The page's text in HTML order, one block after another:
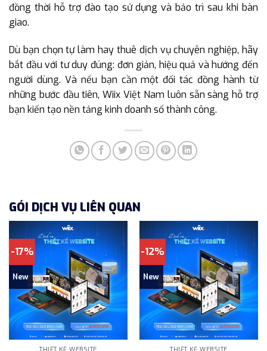
đồng thời hỗ trợ đào tạo sử dụng và bảo trì sau khi bàn
giao.
Dù bạn chọn tự làm hay thuê dịch vụ chuyên nghiệp, hãy
bắt đầu với tư duy đúng: đơn giản, hiệu quả và hướng đến
người dùng. Và nếu bạn cần một đối tác đồng hành từ
những bước đầu tiên, Wiix Việt Nam luôn sẵn sàng hỗ trợ
bạn kiến tạo nền tảng kinh doanh số thành công.
GÓI DỊCH VỤ LIÊN QUAN
-17%
New
THIẾT KẾ WEBSITE
-12%
New
THIẾT KẾ WEBSITE